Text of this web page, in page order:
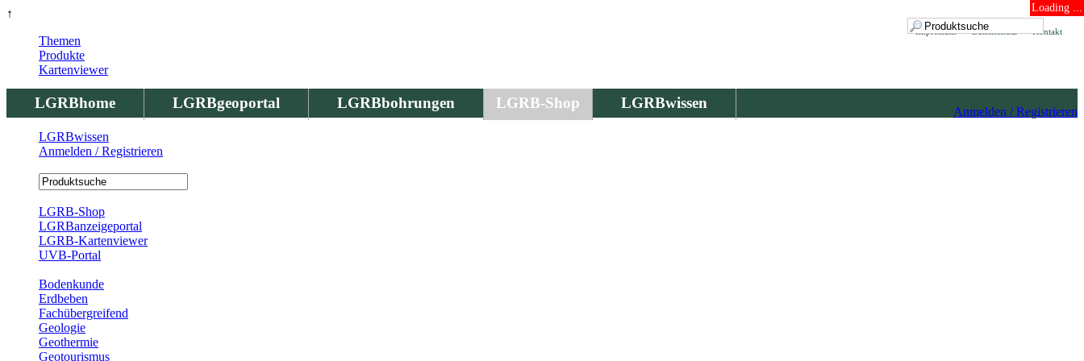
↑ Loading ...
Kontakt
Datenschutz
Impressum
LGRBhome LGRBgeoportal LGRBbohrungen LGRB-Shop LGRBwissen
Anmelden / Registrieren
Themen
Produkte
Kartenviewer
LGRBwissen
Anmelden / Registrieren
LGRB-Shop
LGRBanzeigeportal
LGRB-Kartenviewer
UVB-Portal
Bodenkunde
Erdbeben
Fachübergreifend
Geologie
Geothermie
Geotourismus